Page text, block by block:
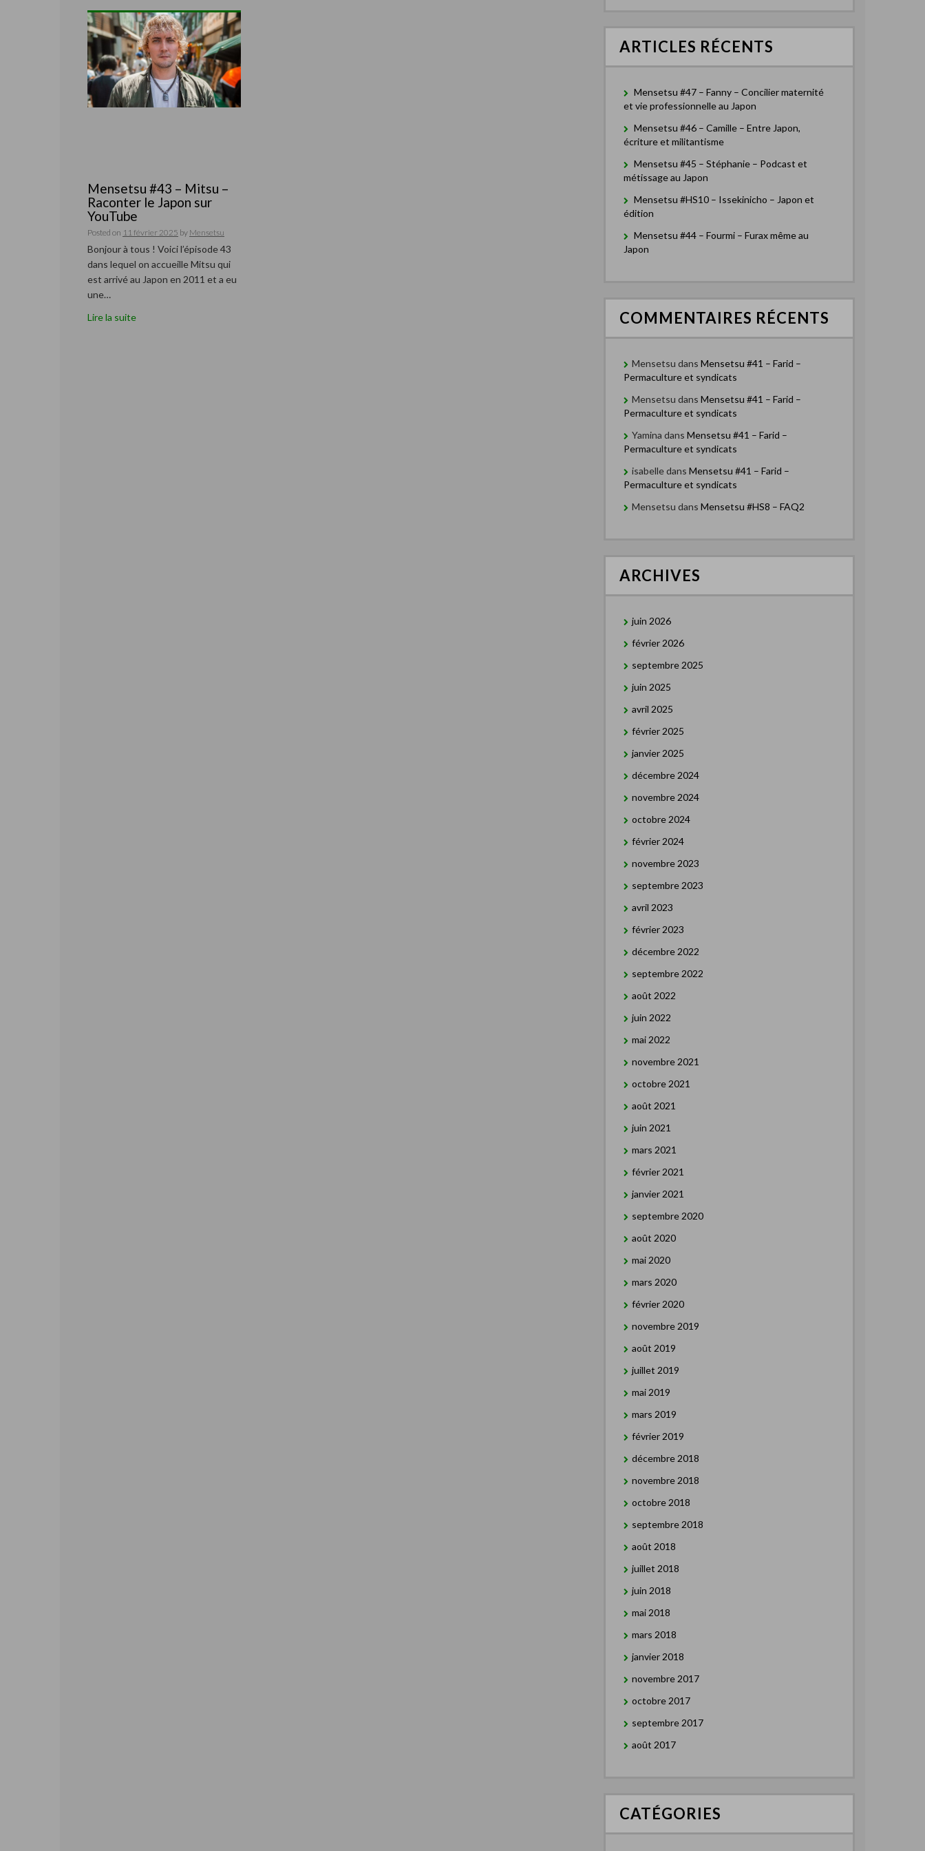
Mensetsu #43 – Mitsu –
Raconter le Japon sur
YouTube
Posted on 11 février 2025 by Mensetsu
Bonjour à tous ! Voici l’épisode 43
dans lequel on accueille Mitsu qui
est arrivé au Japon en 2011 et a eu
une…
Lire la suite
h
ARTICLES RÉCENTS
Mensetsu #47 – Fanny – Concilier maternité
et vie professionnelle au Japon
Mensetsu #46 – Camille – Entre Japon,
écriture et militantisme
Mensetsu #45 – Stéphanie – Podcast et
métissage au Japon
Mensetsu #HS10 – Issekinicho – Japon et
édition
Mensetsu #44 – Fourmi – Furax même au
Japon
COMMENTAIRES RÉCENTS
Mensetsu dans Mensetsu #41 – Farid –
Permaculture et syndicats
Mensetsu dans Mensetsu #41 – Farid –
Permaculture et syndicats
Yamina dans Mensetsu #41 – Farid –
Permaculture et syndicats
isabelledans Mensetsu #41 – Farid –
Permaculture et syndicats
Mensetsu dans Mensetsu #HS8 – FAQ2
ARCHIVES
juin 2026
février 2026
septembre 2025
juin 2025
avril 2025
février 2025
janvier 2025
décembre 2024
novembre 2024
octobre 2024
février 2024
novembre 2023
septembre 2023
avril 2023
février 2023
décembre 2022
septembre 2022
août 2022
juin 2022
mai 2022
novembre 2021
octobre 2021
août 2021
juin 2021
mars 2021
février 2021
janvier 2021
septembre 2020
août 2020
mai 2020
mars 2020
février 2020
novembre 2019
août 2019
juillet 2019
mai 2019
mars 2019
février 2019
décembre 2018
novembre 2018
octobre 2018
septembre 2018
août 2018
juillet 2018
juin 2018
mai 2018
mars 2018
janvier 2018
novembre 2017
octobre 2017
septembre 2017
août 2017
CATÉGORIES